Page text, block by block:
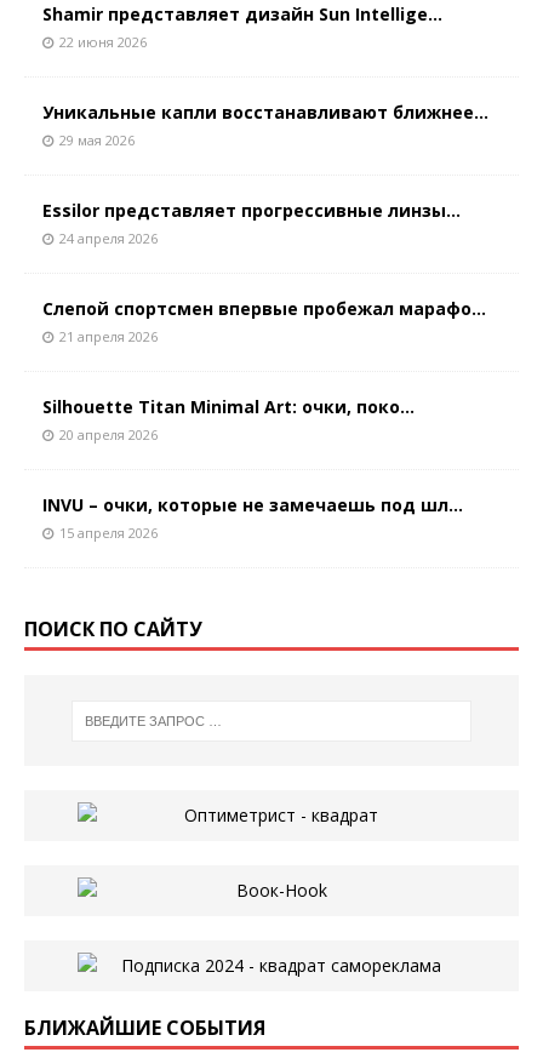
Shamir представляет дизайн Sun Intellige...
22 июня 2026
Уникальные капли восстанавливают ближнее...
29 мая 2026
Essilor представляет прогрессивные линзы...
24 апреля 2026
Слепой спортсмен впервые пробежал марафо...
21 апреля 2026
Silhouette Titan Minimal Art: очки, поко...
20 апреля 2026
INVU – очки, которые не замечаешь под шл...
15 апреля 2026
ПОИСК ПО САЙТУ
БЛИЖАЙШИЕ СОБЫТИЯ